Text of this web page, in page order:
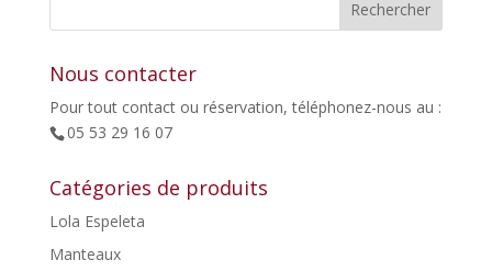
Nous contacter
Pour tout contact ou réservation, téléphonez-nous au :
05 53 29 16 07
Catégories de produits
Lola Espeleta
Manteaux